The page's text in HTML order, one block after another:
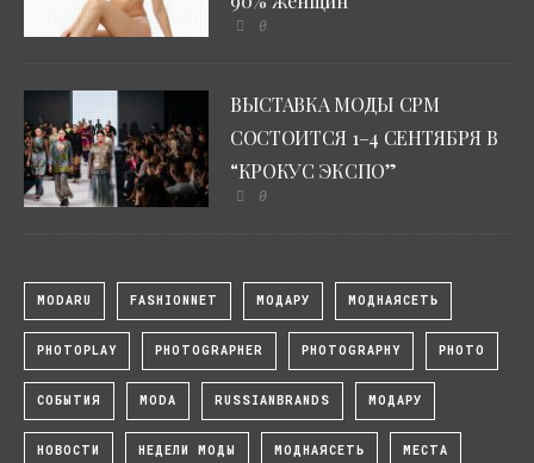
0
ВЫСТАВКА МОДЫ CPM
СОСТОИТСЯ 1–4 СЕНТЯБРЯ В
“КРОКУС ЭКСПО”
0
MODARU FASHIONNET МОДАРУ МОДНАЯСЕТЬ
PHOTOPLAY PHOTOGRAPHER PHOTOGRAPHY PHOTO
СОБЫТИЯ MODA RUSSIANBRANDS МОДАРУ
НОВОСТИ НЕДЕЛИ МОДЫ МОДНАЯСЕТЬ МЕСТА